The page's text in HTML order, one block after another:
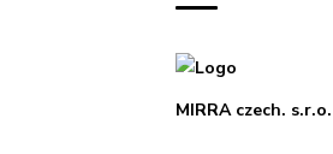
MIRRA czech. s.r.o.